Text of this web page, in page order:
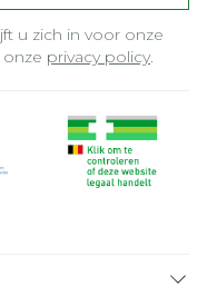
u zich in voor onze
privacy policy.